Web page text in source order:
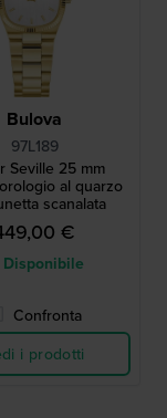
Bulova
97L189
Seville 25 mm
al quarzo
scanalata
€
Confronta
i prodotti